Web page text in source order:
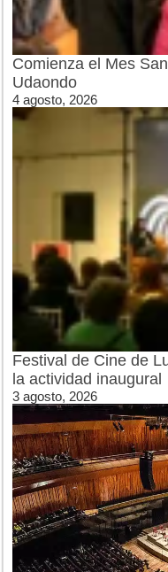
Comienza el Mes
Udaondo
4 agosto, 2026
Festival de Cine de
la actividad inaugural
3 agosto, 2026